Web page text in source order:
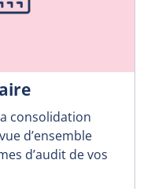
consolidation
d’ensemble
d’audit de vos